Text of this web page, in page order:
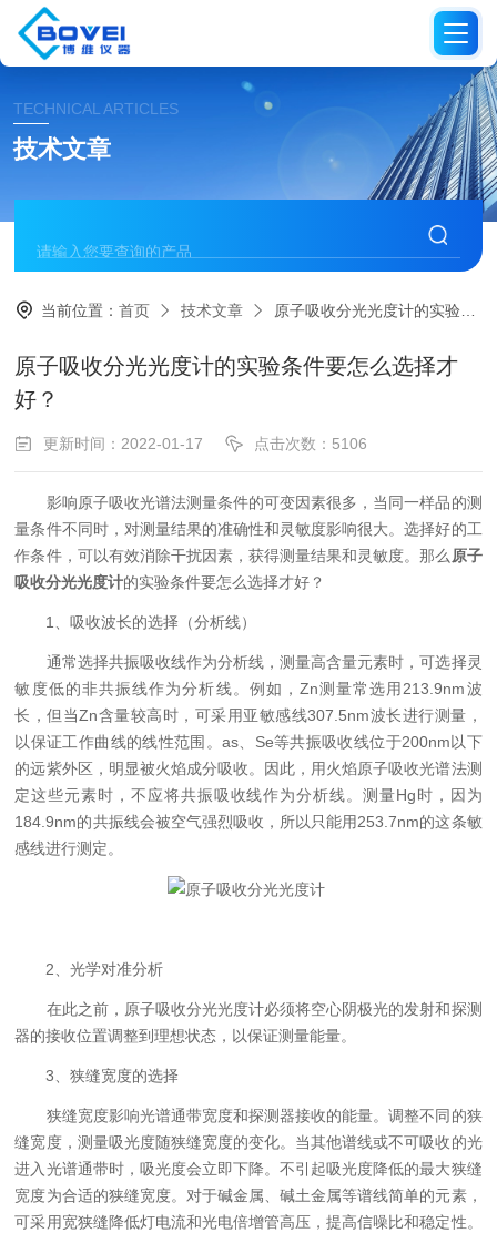
TECHNICAL ARTICLES
技术文章
当前位置：首页 技术文章 原子吸收分光光度计的实验条件要怎么选择才好？
原子吸收分光光度计的实验条件要怎么选择才
好？
更新时间：2022-01-17 点击次数：5106
影响原子吸收光谱法测量条件的可变因素很多，当同一样品的测
量条件不同时，对测量结果的准确性和灵敏度影响很大。选择好的工
作条件，可以有效消除干扰因素，获得测量结果和灵敏度。那么 原子
吸收分光光度计的实验条件要怎么选择才好？
1、吸收波长的选择（分析线）
通常选择共振吸收线作为分析线，测量高含量元素时，可选择灵
敏度低的非共振线作为分析线。例如，Zn测量常选用213.9nm波
长，但当Zn含量较高时，可采用亚敏感线307.5nm波长进行测量，
以保证工作曲线的线性范围。as、Se等共振吸收线位于200nm以下
的远紫外区，明显被火焰成分吸收。因此，用火焰原子吸收光谱法测
定这些元素时，不应将共振吸收线作为分析线。测量Hg时，因为
184.9nm的共振线会被空气强烈吸收，所以只能用253.7nm的这条敏
感线进行测定。
2、光学对准分析
在此之前，原子吸收分光光度计必须将空心阴极光的发射和探测
器的接收位置调整到理想状态，以保证测量能量。
3、狭缝宽度的选择
狭缝宽度影响光谱通带宽度和探测器接收的能量。调整不同的狭
缝宽度，测量吸光度随狭缝宽度的变化。当其他谱线或不可吸收的光
进入光谱通带时，吸光度会立即下降。不引起吸光度降低的最大狭缝
宽度为合适的狭缝宽度。对于碱金属、碱土金属等谱线简单的元素，
可采用宽狭缝降低灯电流和光电倍增管高压，提高信噪比和稳定性。